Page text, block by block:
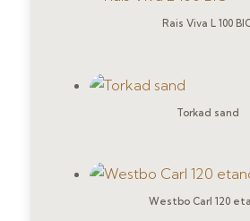
Rais Viva L 100
Torkad sand
Westbo Carl 120